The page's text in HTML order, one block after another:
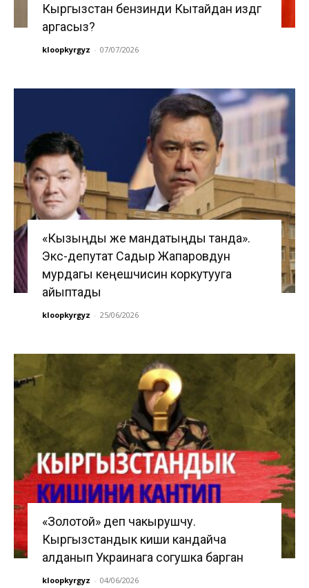
Кыргызстан бензинди Кытайдан издөөгө
аргасыз?
kloopkyrgyz - 07/07/2026
«Кызыңды же мандатыңды танда».
Экс-депутат Садыр Жапаровдун
мурдагы кеңешчисин коркутууга
айыптады
kloopkyrgyz - 25/06/2026
«Золотой» деп чакырушчу.
Кыргызстандык киши кандайча
алданып Украинага согушка барган
kloopkyrgyz - 04/06/2026